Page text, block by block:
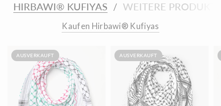
HIRBAWI® KUFIYAS / WEITERE
Kaufen Hirbawi® Kufiyas
AUSVERKAUFT AUSVERKAUFT